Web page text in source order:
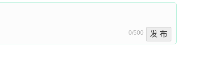
0/500 发 布